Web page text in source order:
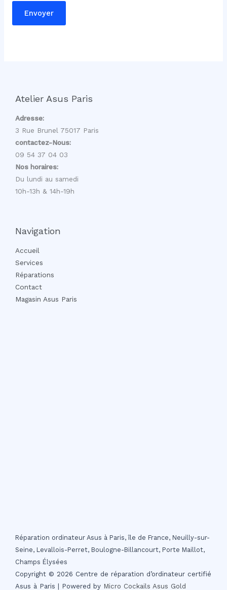
a
g
Envoyer
Atelier Asus Paris
Adresse:
3 Rue Brunel 75017 Paris
contactez-Nous:
09 54 37 04 03
Nos horaires:
Du lundi au samedi
10h-13h & 14h-19h
Navigation
Accueil
Services
Réparations
Contact
Magasin Asus Paris
Réparation ordinateur Asus à Paris, île de France, Neuilly-sur-
Seine, Levallois-Perret, Boulogne-Billancourt, Porte Maillot,
Champs Élysées
Copyright © 2026 Centre de réparation d’ordinateur certifié
Asus à Paris | Powered by Micro Cockails Asus Gold